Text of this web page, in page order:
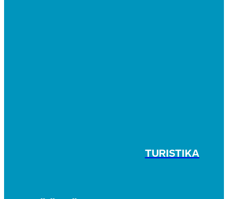
TURISTIKA